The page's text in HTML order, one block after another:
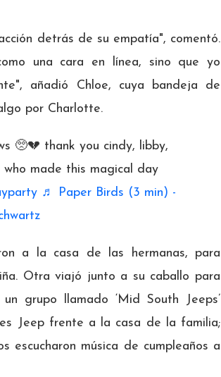
detrás de su empatía", comentó.
una cara en línea, sino que yo
añadió Chloe, cuya bandeja de
por Charlotte.
🥺💔 thank you cindy, libby,
made this magical day
♬ Paper Birds (3 min) -
a la casa de las hermanas, para
Otra viajó junto a su caballo para
grupo llamado ‘Mid South Jeeps’
Jeep frente a la casa de la familia;
escucharon música de cumpleaños a